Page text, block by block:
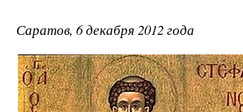
Саратов, 6 декабря 2012 года